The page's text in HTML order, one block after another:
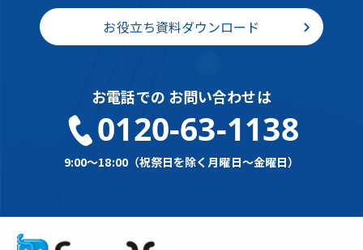
お役立ち資料ダウンロード
お電話での お問い合わせは
0120-63-1138
9:00～18:00（祝祭日を除く月曜日～金曜日）